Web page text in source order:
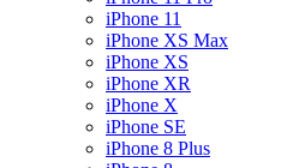
iPhone 11
iPhone XS Max
iPhone XS
iPhone XR
iPhone X
iPhone SE
iPhone 8 Plus